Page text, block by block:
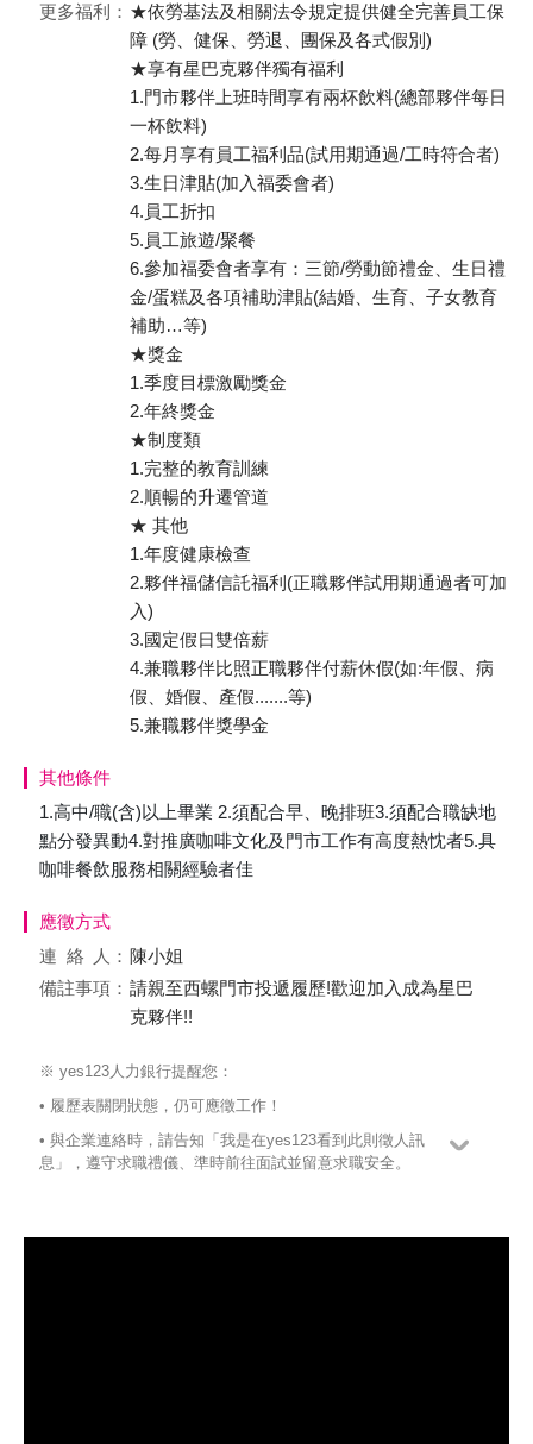
更多福利： ★依勞基法及相關法令規定提供健全完善員工保
障 (勞、健保、勞退、團保及各式假別)
★享有星巴克夥伴獨有福利
1.門市夥伴上班時間享有兩杯飲料(總部夥伴每日
一杯飲料)
2.每月享有員工福利品(試用期通過/工時符合者)
3.生日津貼(加入福委會者)
4.員工折扣
5.員工旅遊/聚餐
6.參加福委會者享有：三節/勞動節禮金、生日禮
金/蛋糕及各項補助津貼(結婚、生育、子女教育
補助…等)
★獎金
1.季度目標激勵獎金
2.年終獎金
★制度類
1.完整的教育訓練
2.順暢的升遷管道
★ 其他
1.年度健康檢查
2.夥伴福儲信託福利(正職夥伴試用期通過者可加
入)
3.國定假日雙倍薪
4.兼職夥伴比照正職夥伴付薪休假(如:年假、病
假、婚假、產假.......等)
5.兼職夥伴獎學金
其他條件
1.高中/職(含)以上畢業 2.須配合早、晚排班3.須配合職缺地
點分發異動4.對推廣咖啡文化及門市工作有高度熱忱者5.具
咖啡餐飲服務相關經驗者佳
應徵方式
連絡
人： 陳小姐
備註事項： 請親至西螺門市投遞履歷!歡迎加入成為星巴
克夥伴!!
※ yes123人力銀行提醒您：
• 履歷表關閉狀態，仍可應徵工作！
• 與企業連絡時，請告知「我是在yes123看到此則徵人訊
息」，遵守求職禮儀、準時前往面試並留意求職安全。